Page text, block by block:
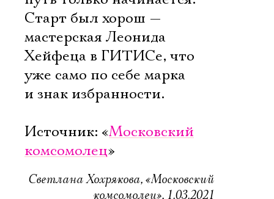
Старт был хорош —
мастерская Леонида
Хейфеца в ГИТИСе, что
уже само по себе марка
и знак избранности.
Источник: «Московский
комсомолец»
Светлана Хохрякова, «Московский
комсомолец», 1.03.2021